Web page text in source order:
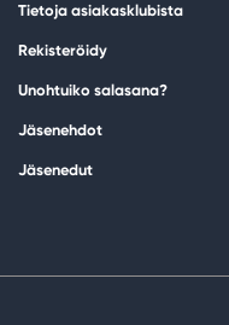
Tietoja asiakasklubista
Rekisteröidy
Unohtuiko salasana?
Jäsenehdot
Jäsenedut